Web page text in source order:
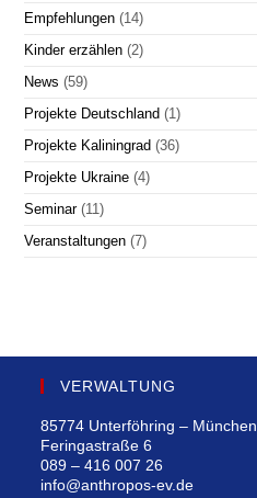
Empfehlungen (14)
Kinder erzählen (2)
News (59)
Projekte Deutschland (1)
Projekte Kaliningrad (36)
Projekte Ukraine (4)
Seminar (11)
Veranstaltungen (7)
VERWALTUNG
85774 Unterföhring – München
Feringastraße 6
089 – 416 007 26
info@anthropos-ev.de